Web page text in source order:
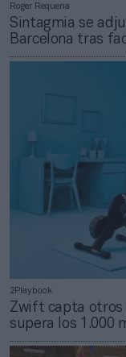
Roger Requena
Sintagmia se
Barcelona tras
2Playbook
Zwift capta otros
supera los 1.000